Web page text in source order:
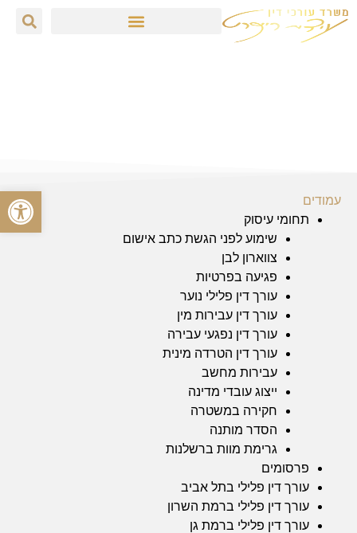
עמודים
תחומי עיסוק
שימוע לפני הגשת כתב אישום
צווארון לבן
פגיעה בפרטיות
עורך דין פלילי נוער
עורך דין עבירות מין
עורך דין נפגעי עבירה
עורך דין הטרדה מינית
עבירות מחשב
ייצוג עובדי מדינה
חקירה במשטרה
הסדר מותנה
גרימת מוות ברשלנות
פרסומים
עורך דין פלילי בתל אביב
עורך דין פלילי ברמת השרון
עורך דין פלילי ברמת גן
פתח